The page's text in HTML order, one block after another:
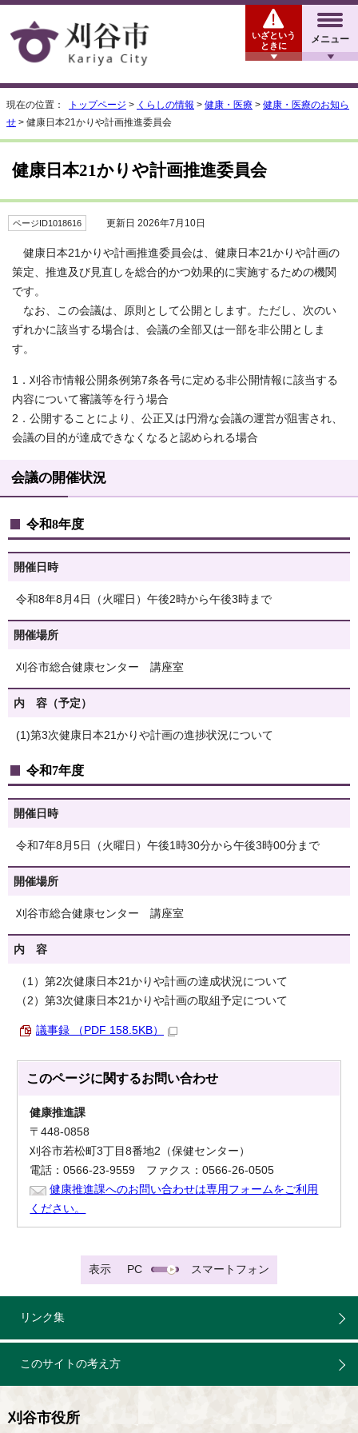
メニュー
いざという
ときに
現在の位置： トップページ > くらしの情報 > 健康・医療 > 健康・医療のお知ら
せ > 健康日本21かりや計画推進委員会
健康日本21かりや計画推進委員会
ページID1018616 更新日 2026年7月10日
健康日本21かりや計画推進委員会は、健康日本21かりや計画の
策定、推進及び見直しを総合的かつ効果的に実施するための機関
です。
なお、この会議は、原則として公開とします。ただし、次のい
ずれかに該当する場合は、会議の全部又は一部を非公開としま
す。
1．刈谷市情報公開条例第7条各号に定める非公開情報に該当する
内容について審議等を行う場合
2．公開することにより、公正又は円滑な会議の運営が阻害され、
会議の目的が達成できなくなると認められる場合
会議の開催状況
令和8年度
開催日時
令和8年8月4日（火曜日）午後2時から午後3時まで
開催場所
刈谷市総合健康センター 講座室
内 容（予定）
(1)第3次健康日本21かりや計画の進捗状況について
令和7年度
開催日時
令和7年8月5日（火曜日）午後1時30分から午後3時00分まで
開催場所
刈谷市総合健康センター 講座室
内 容
（1）第2次健康日本21かりや計画の達成状況について
（2）第3次健康日本21かりや計画の取組予定について
議事録 （PDF 158.5KB）
このページに関するお問い合わせ
健康推進課
〒448-0858
刈谷市若松町3丁目8番地2（保健センター）
電話：0566-23-9559 ファクス：0566-26-0505
健康推進課へのお問い合わせは専用フォームをご利用
ください。
表示 PC スマートフォン
リンク集
このサイトの考え方
刈谷市役所